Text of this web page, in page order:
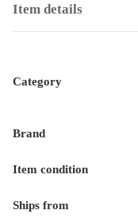
Item details
Category
Brand
Item condition
Ships from